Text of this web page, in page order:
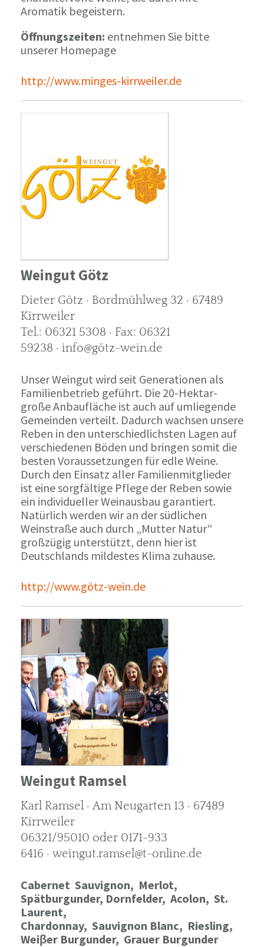
Aromatik begeistern.
Öffnungszeiten: entnehmen Sie bitte
unserer Homepage
http://www.minges-kirrweiler.de
Weingut Götz
Dieter Götz · Bordmühlweg 32 · 67489
Kirrweiler
Tel.: 06321 5308 · Fax: 06321
59238 · info@götz-wein.de
Unser Weingut wird seit Generationen als
Familienbetrieb geführt. Die 20-Hektar-
große Anbaufläche ist auch auf umliegende
Gemeinden verteilt. Dadurch wachsen unsere
Reben in den unterschiedlichsten Lagen auf
verschiedenen Böden und bringen somit die
besten Voraussetzungen für edle Weine.
Durch den Einsatz aller Familienmitglieder
ist eine sorgfältige Pflege der Reben sowie
ein individueller Weinausbau garantiert.
Natürlich werden wir an der südlichen
Weinstraße auch durch „Mutter Natur“
großzügig unterstützt, denn hier ist
Deutschlands mildestes Klima zuhause.
http://www.götz-wein.de
Weingut Ramsel
Karl Ramsel · Am Neugarten 13 · 67489
Kirrweiler
06321/95010 oder 0171-933
6416 · weingut.ramsel@t-online.de
Cabernet Sauvignon, Merlot,
Spätburgunder, Dornfelder, Acolon, St.
Laurent,
Chardonnay, Sauvignon Blanc, Riesling,
Weiβer Burgunder, Grauer Burgunder